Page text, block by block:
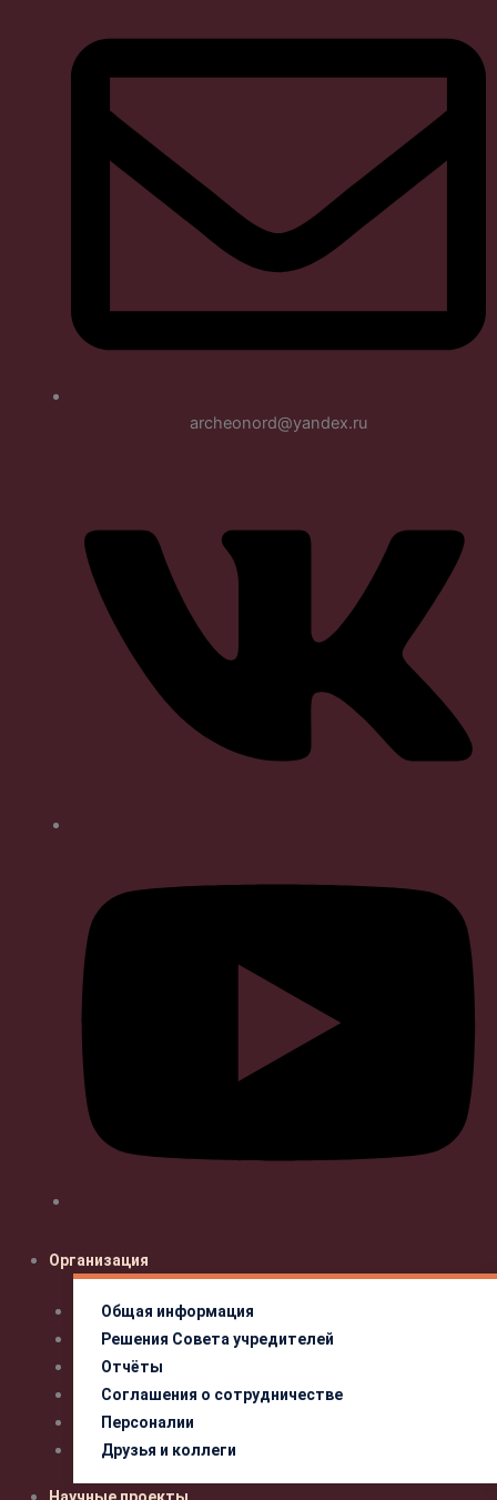
archeonord@yandex.ru
Организация
Общая информация
Решения Совета учредителей
Отчёты
Соглашения о сотрудничестве
Персоналии
Друзья и коллеги